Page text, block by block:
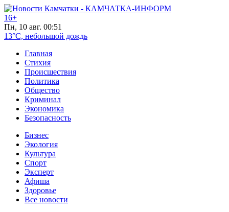
16+
Пн, 10 авг. 00:51
13°C, небольшой дождь
Главная
Стихия
Происшествия
Политика
Общество
Криминал
Экономика
Безопасность
Бизнес
Экология
Культура
Спорт
Эксперт
Афиша
Здоровье
Все новости